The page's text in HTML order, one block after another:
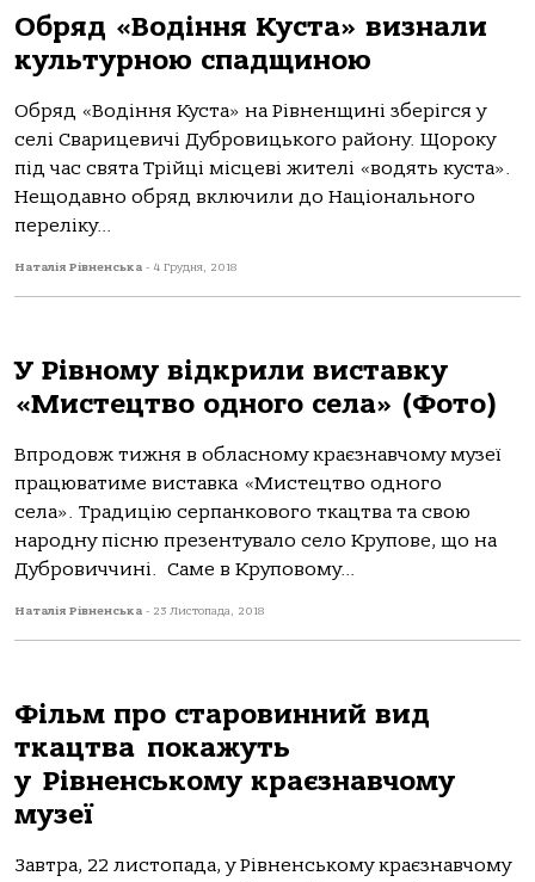
Обряд «Водіння Куста» визнали
культурною спадщиною
Обряд «Водіння Куста» на Рівненщині зберігся у
селі Сварицевичі Дубровицького району. Щороку
під час свята Трійці місцеві жителі «водять куста».
Нещодавно обряд включили до Національного
переліку...
Наталія Рівненська - 4 Грудня, 2018
У Рівному відкрили виставку
«Мистецтво одного села» (Фото)
Впродовж тижня в обласному краєзнавчому музеї
працюватиме виставка «Мистецтво одного
села». Традицію серпанкового ткацтва та свою
народну пісню презентувало село Крупове, що на
Дубровиччині. Саме в Круповому...
Наталія Рівненська - 23 Листопада, 2018
Фільм про старовинний вид
ткацтва покажуть
у Рівненському краєзнавчому
музеї
Завтра, 22 листопада, у Рівненському краєзнавчому